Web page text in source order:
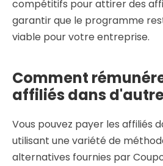
compétitifs pour attirer des
garantir que le programme
viable pour votre entreprise.
Comment
affiliés dans
Vous pouvez payer les affiliés
utilisant une variété de
alternatives fournies par